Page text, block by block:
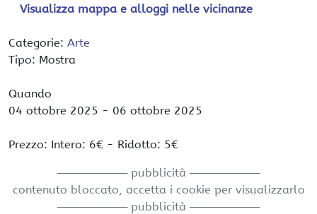
Visualizza mappa e alloggi nelle vicinanze
Categorie: Arte
Tipo: Mostra
Quando
04 ottobre 2025 - 06 ottobre 2025
Prezzo: Intero: 6€ - Ridotto: 5€
───────── pubblicità ─────────
contenuto bloccato, accetta i cookie per visualizzarlo
───────── pubblicità ─────────